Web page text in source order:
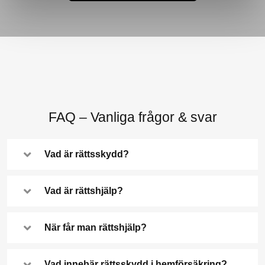
FAQ – Vanliga frågor & svar
Vad är rättsskydd?
Vad är rättshjälp?
När får man rättshjälp?